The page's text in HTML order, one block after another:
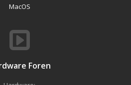
MacOS
Foren